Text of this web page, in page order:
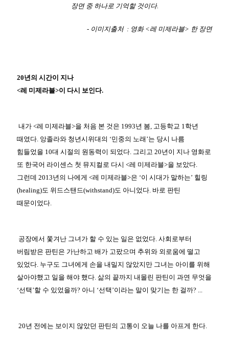
장면 중 하나로 기억할 것이다.
- 이미지출처 : 영화 <레 미제라블> 한 장면
20년의 시간이 지나
<레 미제라블>이 다시 보인다.
내가 <레 미제라블>을 처음 본 것은 1993년 봄, 고등학교 1학년
때였다. 앙졸라와 청년시위대의 ‘민중의 노래’는 당시 나름
힘들었을 10대 시절의 원동력이 되었다. 그리고 20년이 지나 영화로
또 한국어 라이센스 첫 뮤지컬로 다시 <레 미제라블>을 보았다.
그런데 2013년의 나에게 <레 미제라블>은 ‘이 시대가 말하는’ 힐링
(healing)도 위드스탠드(withstand)도 아니었다. 바로 판틴
때문이었다.
공장에서 쫓겨난 그녀가 할 수 있는 일은 없었다. 사회로부터
버림받은 판틴은 가난하고 배가 고팠으며 추위와 외로움에 떨고
있었다. 누구도 그녀에게 손을 내밀지 않았지만 그녀는 아이를 위해
살아야했고 일을 해야 했다. 삶의 끝까지 내몰린 판틴이 과연 무엇을
‘선택’할 수 있었을까? 아니 ‘선택’이라는 말이 맞기는 한 걸까? ...
20년 전에는 보이지 않았던 판틴의 고통이 오늘 나를 아프게 한다.